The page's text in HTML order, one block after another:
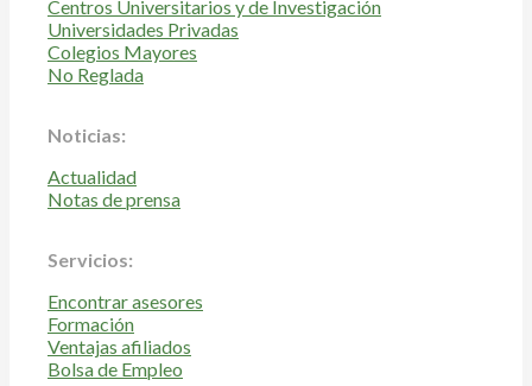
Centros Universitarios y de Investigación
Universidades Privadas
Colegios Mayores
No Reglada
Noticias:
Actualidad
Notas de prensa
Servicios:
Encontrar asesores
Formación
Ventajas afiliados
Bolsa de Empleo